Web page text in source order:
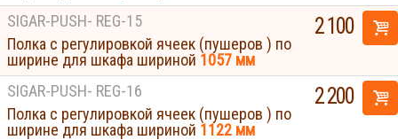
SIGAR-PUSH- REG-15
Полка с регулировкой ячеек (пушеров ) по
ширине для шкафа шириной 1057 мм
2 100
SIGAR-PUSH- REG-16
Полка с регулировкой ячеек (пушеров ) по
ширине для шкафа шириной 1122 мм
2 200